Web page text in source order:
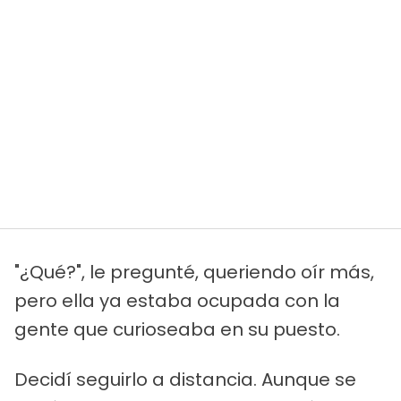
"¿Qué?", le pregunté, queriendo oír más,
pero ella ya estaba ocupada con la
gente que curioseaba en su puesto.
Decidí seguirlo a distancia. Aunque se